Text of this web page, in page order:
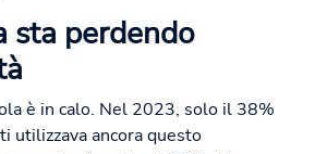
sta perdendo
è in calo. Nel 2023, solo il 38%
utilizzava ancora questo